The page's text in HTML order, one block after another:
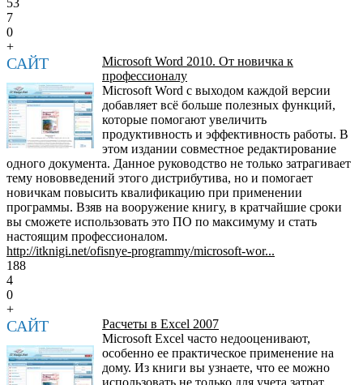
7
0
+
САЙТ
Microsoft Word 2010. От новичка к
профессионалу
Microsoft Word с выходом каждой версии
добавляет всё больше полезных функций,
которые помогают увеличить
продуктивность и эффективность работы. В
этом издании совместное редактирование
одного документа. Данное руководство не только затрагивает
тему нововведений этого дистрибутива, но и помогает
новичкам повысить квалификацию при применении
программы. Взяв на вооружение книгу, в кратчайшие сроки
вы сможете использовать это ПО по максимуму и стать
настоящим профессионалом.
http://itknigi.net/ofisnye-programmy/microsoft-wor...
188
4
0
+
САЙТ
Расчеты в Excel 2007
Microsoft Excel часто недооценивают,
особенно ее практическое применение на
дому. Из книги вы узнаете, что ее можно
использовать не только для учета затрат,